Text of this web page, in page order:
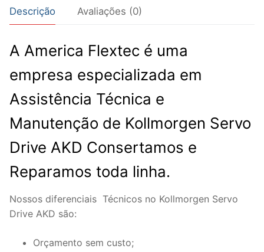
Descrição Avaliações (0)
A America Flextec é uma
empresa especializada em
Assistência Técnica e
Manutenção de Kollmorgen Servo
Drive AKD Consertamos e
Reparamos toda linha.
Nossos diferenciais Técnicos no Kollmorgen Servo
Drive AKD são:
Orçamento sem custo;